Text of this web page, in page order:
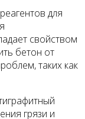
для
свойством
бетон от
таких как
грязи и